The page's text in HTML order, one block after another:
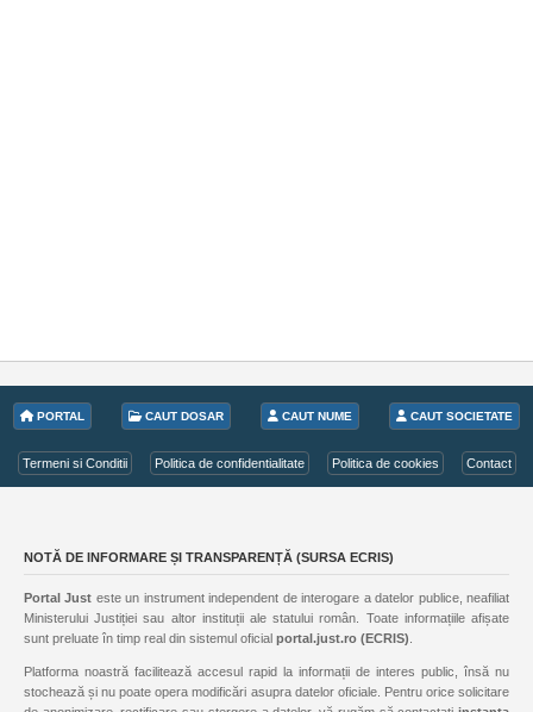
PORTAL CAUT DOSAR CAUT NUME CAUT SOCIETATE
Termeni si Conditii Politica de confidentialitate Politica de cookies Contact
NOTĂ DE INFORMARE ȘI TRANSPARENȚĂ (SURSA ECRIS)
Portal Just este un instrument independent de interogare a datelor publice, neafiliat
Ministerului Justiției sau altor instituții ale statului român. Toate informațiile afișate
sunt preluate în timp real din sistemul oficial portal.just.ro (ECRIS)
Platforma noastră facilitează accesul rapid la informații de interes public, însă nu
stochează și nu poate opera modificări asupra datelor oficiale. Pentru orice solicitare